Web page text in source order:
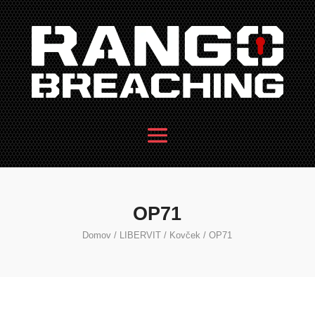
OP71
Domov / LIBERVIT / Kovček / OP71